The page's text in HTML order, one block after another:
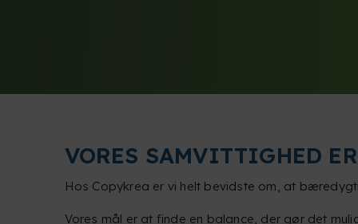
VORES SAMVITTIGHED
Hos Copykrea er vi helt bevidste om, at
Vores mål er at finde en balance, der gør det